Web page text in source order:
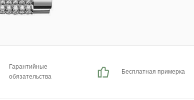
Гарантийные
обязательства
Бесплатная примерка